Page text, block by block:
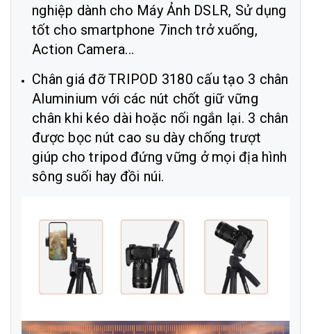
nghiệp dành cho Máy Ảnh DSLR, Sử dụng
tốt cho smartphone 7inch trở xuống,
Action Camera...
Chân giá đỡ TRIPOD 3180 cấu tạo 3 chân
Aluminium với các nút chốt giữ vững
chân khi kéo dài hoặc nối ngắn lại. 3 chân
được bọc nút cao su dày chống trượt
giúp cho tripod đứng vững ở mọi địa hình
sông suối hay đồi núi.